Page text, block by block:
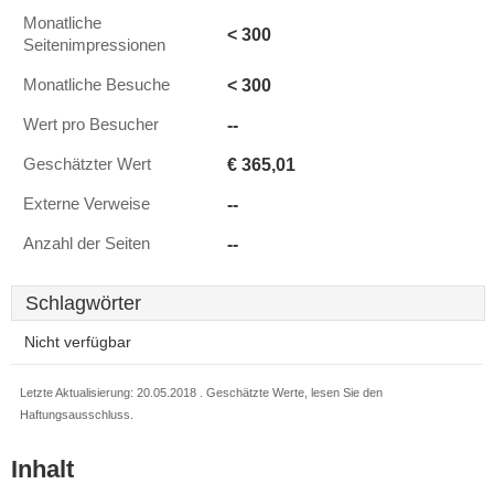
Monatliche
Seitenimpressionen
< 300
Monatliche Besuche < 300
Wert pro Besucher --
Geschätzter Wert € 365,01
Externe Verweise --
Anzahl der Seiten --
Schlagwörter
Nicht verfügbar
Letzte Aktualisierung: 20.05.2018 . Geschätzte Werte, lesen Sie den
Haftungsausschluss.
Inhalt